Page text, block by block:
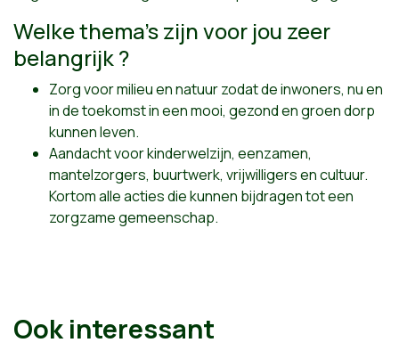
Welke thema's zijn voor jou zeer
belangrijk ?
Zorg voor milieu en natuur zodat de inwoners, nu en
in de toekomst in een mooi, gezond en groen dorp
kunnen leven.
Aandacht voor kinderwelzijn, eenzamen,
mantelzorgers, buurtwerk, vrijwilligers en cultuur.
Kortom alle acties die kunnen bijdragen tot een
zorgzame gemeenschap.
Ook interessant